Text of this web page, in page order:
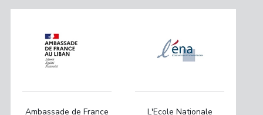
Ambassade de France
L'Ecole Nationale